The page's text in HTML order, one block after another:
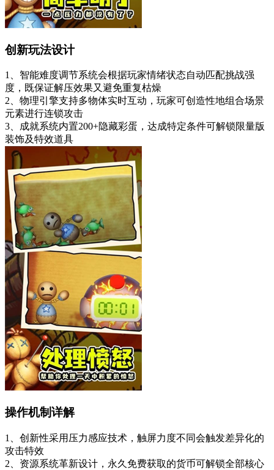
创新玩法设计
1、智能难度调节系统会根据玩家情绪状态自动匹配挑战强
度，既保证解压效果又避免重复枯燥
2、物理引擎支持多物体实时互动，玩家可创造性地组合场景
元素进行连锁攻击
3、成就系统内置200+隐藏彩蛋，达成特定条件可解锁限量版
装饰及特效道具
操作机制详解
1、创新性采用压力感应技术，触屏力度不同会触发差异化的
攻击特效
2、资源系统革新设计，永久免费获取的货币可解锁全部核心